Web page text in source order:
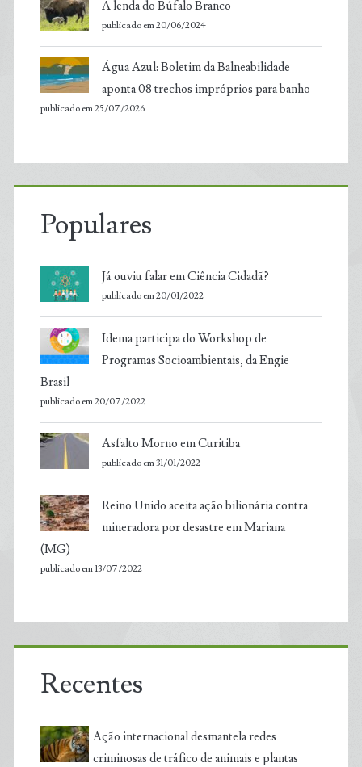
A lenda do Búfalo Branco
publicado em 20/06/2024
Água Azul: Boletim da Balneabilidade
aponta 08 trechos impróprios para banho
publicado em 25/07/2026
Populares
Já ouviu falar em Ciência Cidadã?
publicado em 20/01/2022
Idema participa do Workshop de
Programas Socioambientais, da Engie
Brasil
publicado em 20/07/2022
Asfalto Morno em Curitiba
publicado em 31/01/2022
Reino Unido aceita ação bilionária contra
mineradora por desastre em Mariana
(MG)
publicado em 13/07/2022
Recentes
Ação internacional desmantela redes
criminosas de tráfico de animais e plantas